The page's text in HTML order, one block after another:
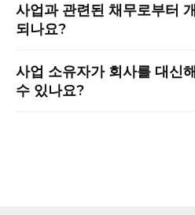
사업과 관련된 채무로부터
되나요?
사업 소유자가 회사를 대신
수 있나요?